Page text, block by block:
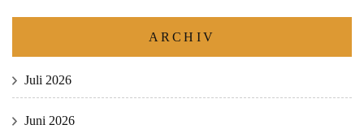
ARCHIV
Juli 2026
Juni 2026